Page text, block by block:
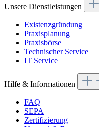
Unsere Dienstleistungen
Existenzgründung
Praxisplanung
Praxisbörse
Technischer Service
IT Service
Hilfe & Informationen
FAQ
SEPA
Zertifizierung